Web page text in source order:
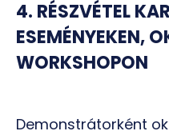
4. RÉSZVÉTEL
ESEMÉNYEKEN,
WORKSHOPON
Demonstrátorként